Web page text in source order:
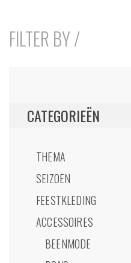
FILTER BY /
CATEGORIEËN
THEMA
SEIZOEN
FEESTKLEDING
ACCESSOIRES
BEENMODE